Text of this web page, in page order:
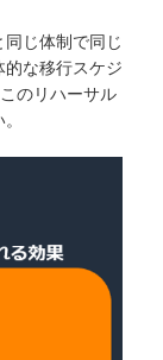
じ体制で同じ
な移行スケジ
のリハーサル